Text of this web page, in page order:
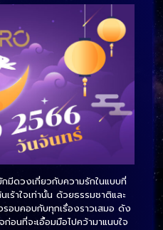
มีดวงเกี่ยวกับความรักในแบบที่
ร้าใจเท่านั้น ด้วยธรรมชาติและ
อบคอบกับทุกเรื่องราวเสมอ ดัง
นที่จะเอื้อมมือไปคว้ามาแนบใจ